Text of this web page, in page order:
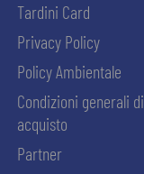
Tardini Card
Privacy Policy
Policy Ambientale
Condizioni generali di
acquisto
Partner